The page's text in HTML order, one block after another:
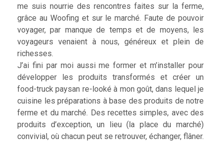
me suis nourrie des rencontres faites sur la ferme,
grâce au Woofing et sur le marché. Faute de pouvoir
voyager, par manque de temps et de moyens, les
voyageurs venaient à nous, généreux et plein de
richesses.
J’ai fini par moi aussi me former et m’installer pour
développer les produits transformés et créer un
food-truck paysan re-looké à mon goût, dans lequel je
cuisine les préparations à base des produits de notre
ferme et du marché. Des recettes simples, avec des
produits d’exception, un lieu (la place du marché)
convivial, où chacun peut se retrouver, échanger, flâner.